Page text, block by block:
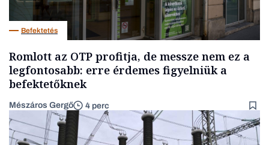
Befektetés
Romlott az OTP profitja, de messze nem ez a
legfontosabb: erre érdemes figyelniük a
befektetőknek
Mészáros Gergő 4 perc